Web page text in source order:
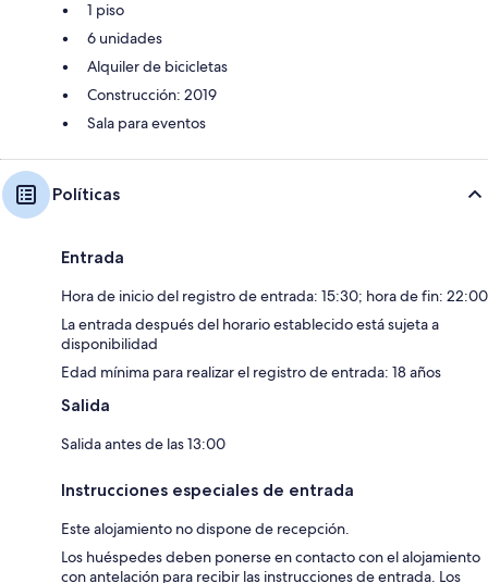
1 piso
6 unidades
Alquiler de bicicletas
Construcción: 2019
Sala para eventos
Políticas
Entrada
Hora de inicio del registro de entrada: 15:30; hora de fin: 22:00
La entrada después del horario establecido está sujeta a
disponibilidad
Edad mínima para realizar el registro de entrada: 18 años
Salida
Salida antes de las 13:00
Instrucciones especiales de entrada
Este alojamiento no dispone de recepción.
Los huéspedes deben ponerse en contacto con el alojamiento
con antelación para recibir las instrucciones de entrada. Los